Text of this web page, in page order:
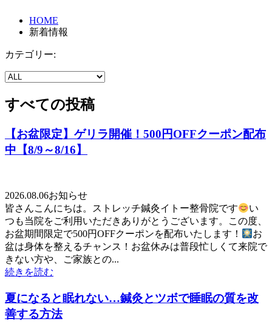
HOME
新着情報
カテゴリー:
すべての投稿
【お盆限定】ゲリラ開催！500円OFFクーポン配布
中【8/9～8/16】
2026.08.06お知らせ
皆さんこんにちは。ストレッチ鍼灸イトー整骨院です
い
つも当院をご利用いただきありがとうございます。この度、
お盆期間限定で500円OFFクーポンを配布いたします！
お
盆は身体を整えるチャンス！お盆休みは普段忙しくて来院で
きない方や、ご家族との...
続きを読む
夏になると眠れない…鍼灸とツボで睡眠の質を改
善する方法